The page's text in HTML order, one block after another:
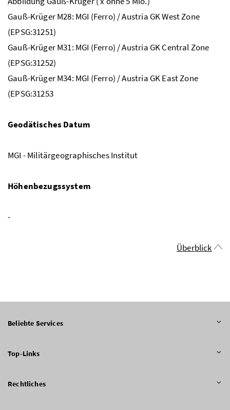
Gauß-Krüger M28: MGI (Ferro) / Austria GK West Zone
(EPSG:31251)
Gauß-Krüger M31: MGI (Ferro) / Austria GK Central Zone
(EPSG:31252)
Gauß-Krüger M34: MGI (Ferro) / Austria GK East Zone
(EPSG:31253
Geodätisches Datum
MGI - Militärgeographisches Institut
Höhenbezugssystem
-
Überblick
Beliebte Services
Top-Links
Rechtliches